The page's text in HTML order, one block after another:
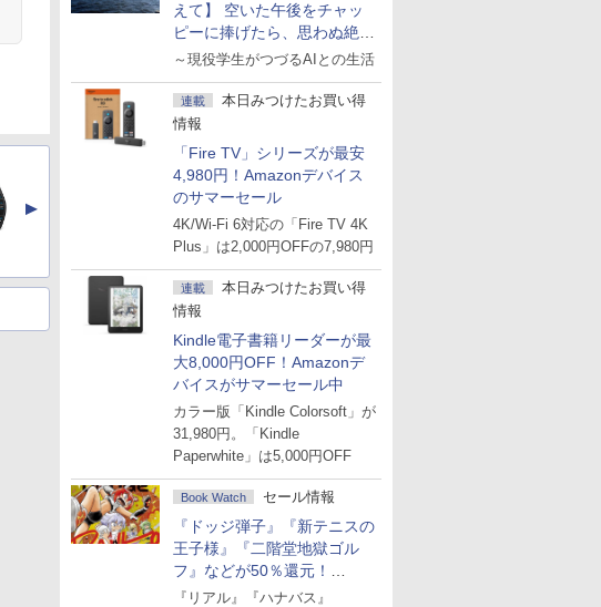
えて】 空いた午後をチャッ
ピーに捧げたら、思わぬ絶景
に出会った話
～現役学生がつづるAIとの生活
連載
本日みつけたお買い得
情報
「Fire TV」シリーズが最安
4,980円！Amazonデバイス
のサマーセール
4K/Wi-Fi 6対応の「Fire TV 4K
Plus」は2,000円OFFの7,980円
連載
本日みつけたお買い得
情報
Kindle電子書籍リーダーが最
大8,000円OFF！Amazonデ
バイスがサマーセール中
カラー版「Kindle Colorsoft」が
31,980円。「Kindle
Paperwhite」は5,000円OFF
Book Watch セール情報
『ドッジ弾子』『新テニスの
王子様』『二階堂地獄ゴル
フ』などが50％還元！
Amazonマンガ週末セール
『リアル』『ハナバス』
▲